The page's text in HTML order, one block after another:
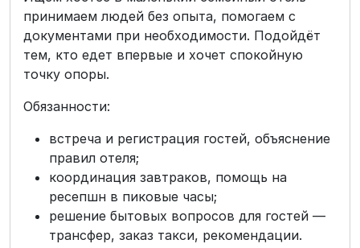
принимаем людей без опыта, помогаем с
документами при необходимости. Подойдёт
тем, кто едет впервые и хочет спокойную
точку опоры.
Обязанности:
встреча и регистрация гостей, объяснение
правил отеля;
координация завтраков, помощь на
ресепшн в пиковые часы;
решение бытовых вопросов для гостей —
трансфер, заказ такси, рекомендации.